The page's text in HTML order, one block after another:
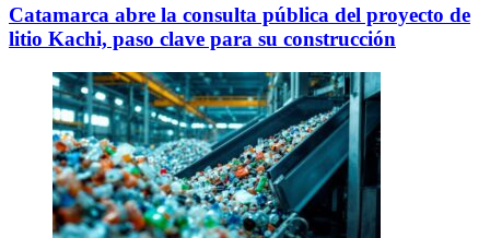
Catamarca abre la consulta pública del proyecto de
litio Kachi, paso clave para su construcción